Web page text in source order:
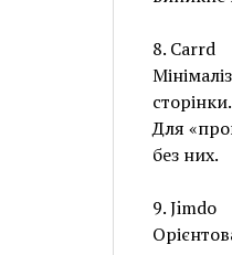
8. Carrd
Для
без них.
9. Jimdo